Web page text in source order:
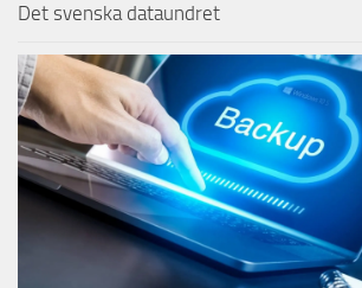
Det svenska dataundret